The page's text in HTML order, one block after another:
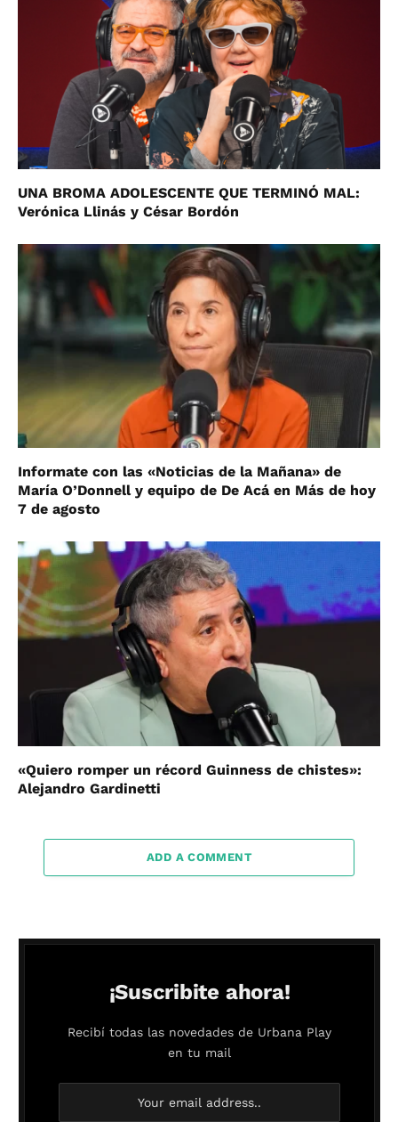
UNA BROMA ADOLESCENTE QUE TERMINÓ MAL:
Verónica Llinás y César Bordón
Informate con las «Noticias de la Mañana» de
María O’Donnell y equipo de De Acá en Más de hoy
7 de agosto
«Quiero romper un récord Guinness de chistes»:
Alejandro Gardinetti
ADD A COMMENT
¡Suscribite ahora!
Recibí todas las novedades de Urbana Play
en tu mail